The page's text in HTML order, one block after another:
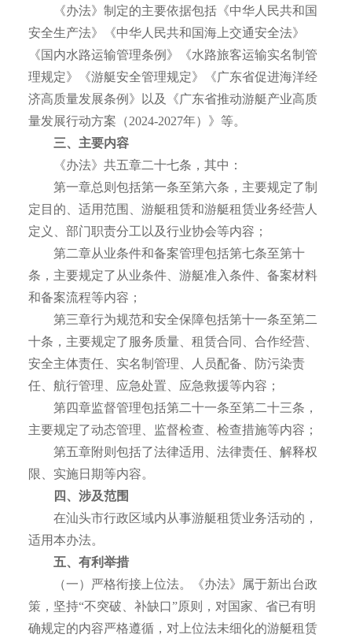
《办法》制定的主要依据包括《中华人民共和国
安全生产法》《中华人民共和国海上交通安全法》
《国内水路运输管理条例》《水路旅客运输实名制管
理规定》《游艇安全管理规定》《广东省促进海洋经
济高质量发展条例》以及《广东省推动游艇产业高质
量发展行动方案（2024-2027年）》等。
三、主要内容
《办法》共五章二十七条，其中：
第一章总则包括第一条至第六条，主要规定了制
定目的、适用范围、游艇租赁和游艇租赁业务经营人
定义、部门职责分工以及行业协会等内容；
第二章从业条件和备案管理包括第七条至第十
条，主要规定了从业条件、游艇准入条件、备案材料
和备案流程等内容；
第三章行为规范和安全保障包括第十一条至第二
十条，主要规定了服务质量、租赁合同、合作经营、
安全主体责任、实名制管理、人员配备、防污染责
任、航行管理、应急处置、应急救援等内容；
第四章监督管理包括第二十一条至第二十三条，
主要规定了动态管理、监督检查、检查措施等内容；
第五章附则包括了法律适用、法律责任、解释权
限、实施日期等内容。
四、涉及范围
在汕头市行政区域内从事游艇租赁业务活动的，
适用本办法。
五、有利举措
（一）严格衔接上位法。《办法》属于新出台政
策，坚持“不突破、补缺口”原则，对国家、省已有明
确规定的内容严格遵循，对上位法未细化的游艇租赁